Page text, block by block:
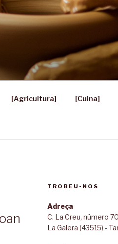
[Agricultura] [Cuina]
TROBEU-NOS
Adreça
C. La Creu, número 70
La Galera (43515) -